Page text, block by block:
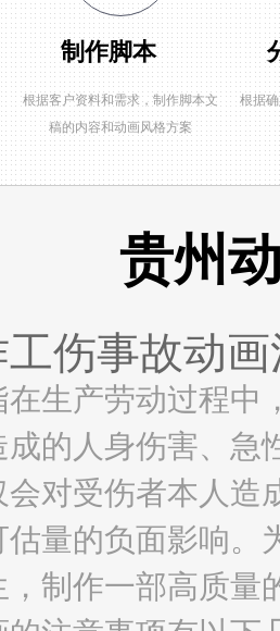
制作脚本
根据客户资料和需求，制作脚本文
稿的内容和动画风格方案
根据
贵州
伤事故动
生产劳动过程中
成的人身伤害、急
会对受伤者本人造
量的负面影响。
制作一部高质量